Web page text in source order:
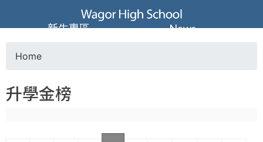
Jump to navigation
葳
格
高
o
Home
升學金榜
新生專區 News